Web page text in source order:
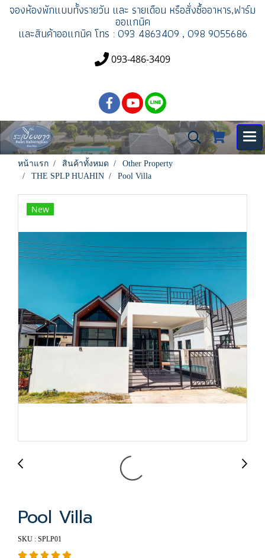
จองห้องพักแบบทั้งรายวัน และ รายเดือน หรือสั่งซื้ออาหาร,ฟาร์ม
ออแกนิค
และสินค้าออแกนิค โทร : 093 4863409 , 098 9055686
093-486-3409
หน้าแรก สินค้าทั้งหมด
Other Property
THE SPLP HUAHIN
Pool Villa
New
Pool Villa
SKU : SPLP01